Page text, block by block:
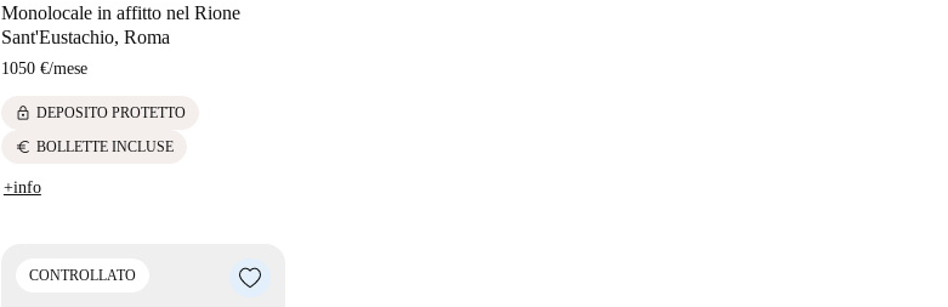
Monolocale in affitto nel Rione
Sant'Eustachio, Roma
1050 €/mese
lock DEPOSITO PROTETTO
euro BOLLETTE INCLUSE
+info
CONTROLLATO